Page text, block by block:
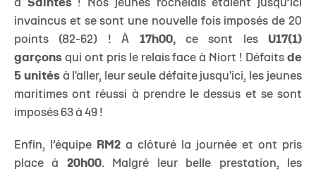
à Saintes! Nos jeunes rochelais étaient jusqu’ici
invaincus et se sont une nouvelle fois imposés de 20
points (82-62) ! À 17h00,ce sont les U17(1)
garçons qui ont pris le relais face à Niort ! Défaits de
5 unitésà l'aller, leur seule défaite jusqu'ici, les jeunes
maritimes ont réussi à prendre le dessus et se sont
imposés 63 à 49 !
Enfin, l’équipe RM2 a clôturé la journée et ont pris
place à 20h00. Malgré leur belle prestation, les